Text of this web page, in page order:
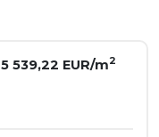
5 539,22 EUR/m2